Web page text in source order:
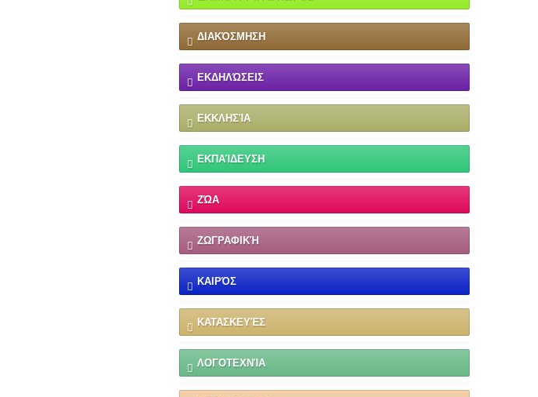
ΔΙΑΚΌΣΜΗΣΗ
ΕΚΔΗΛΏΣΕΙΣ
ΕΚΚΛΗΣΊΑ
ΕΚΠΑΊΔΕΥΣΗ
ΖΏΑ
ΖΩΓΡΑΦΙΚΉ
ΚΑΙΡΌΣ
ΚΑΤΑΣΚΕΥΈΣ
ΛΟΓΟΤΕΧΝΊΑ